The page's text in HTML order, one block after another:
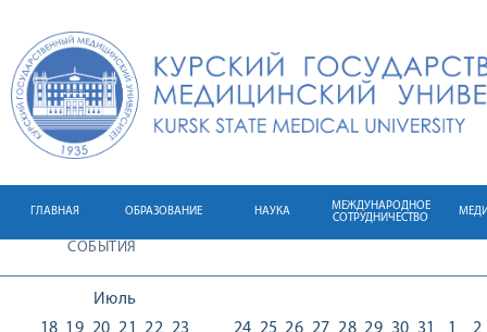
ГЛАВНАЯ ОБРАЗОВАНИЕ НАУКА
МЕЖДУНАРОДНОЕ
СОТРУДНИЧЕСТВО
СОБЫТИЯ
Июль